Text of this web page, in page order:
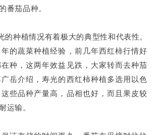
番茄品种。
的种植情况有着极大的典型性和代表性。
的蔬菜种植经验，前几年西红柿行情好
种，这两年效益见跌，大家转而去种茄
岳介绍，寿光的西红柿种植多选用以色
些品种产量高，品相也好，而且果皮较
运输。